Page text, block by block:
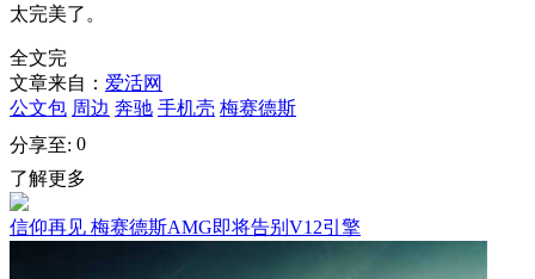
太完美了。
全文完
文章来自： 爱活网
公文包 周边 奔驰 手机壳 梅赛德斯
分享至: 0
了解更多
信仰再见 梅赛德斯AMG即将告别V12引擎